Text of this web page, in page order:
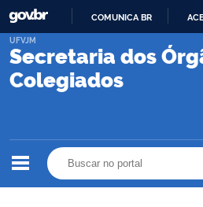
PARA
COMUNICA BR
Secretaria dos
Colegiados
UFVJM